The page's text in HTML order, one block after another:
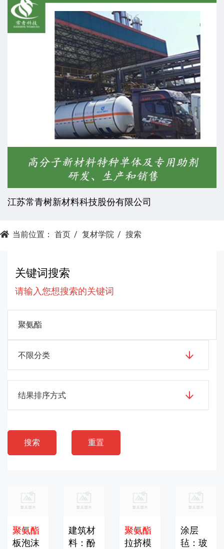
江苏常青树新材料科技股份有限公司
当前位置： 首页 复材学院 搜索
关键词搜索
请输入您想搜索的关键词
不限分类
结果排序方式
搜索 重置
聚氨酯
板泡沫
建筑材
料：酚
聚氨酯
拉挤模
涂层
毡：玻